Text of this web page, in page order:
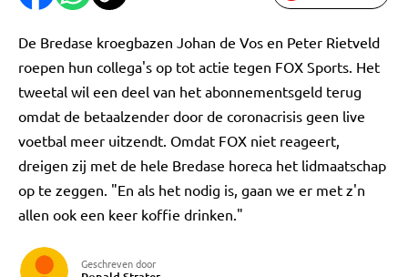
De Bredase kroegbazen Johan de Vos en Peter Rietveld
roepen hun collega's op tot actie tegen FOX Sports. Het
tweetal wil een deel van het abonnementsgeld terug
omdat de betaalzender door de coronacrisis geen live
voetbal meer uitzendt. Omdat FOX niet reageert,
dreigen zij met de hele Bredase horeca het lidmaatschap
op te zeggen. "En als het nodig is, gaan we er met z'n
allen ook een keer koffie drinken."
Geschreven door